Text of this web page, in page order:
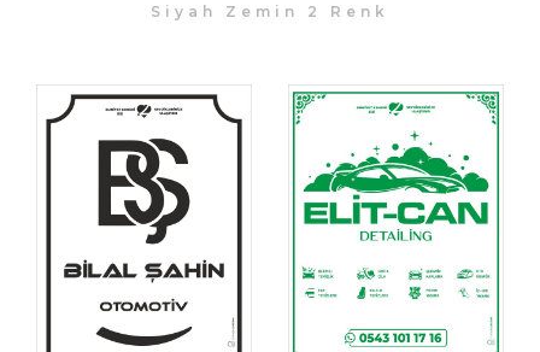
Siyah Zemin 2 Renk